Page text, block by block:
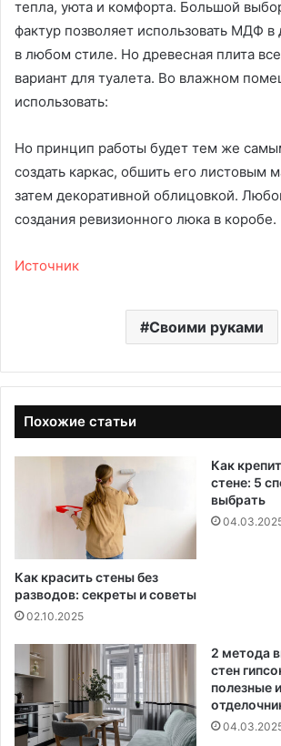
тепла, уюта и комфорта. Большой
фактур позволяет использовать МДФ в
в любом стиле. Но древесная плита
вариант для туалета. Во влажном
использовать:
Но принцип работы будет тем же
создать каркас, обшить его листовым
затем декоративной облицовкой.
создания ревизионного люка в коробе.
Источник
Своими руками
Похожие статьи
Как красить стены без
разводов: секреты и советы
02.10.2025
Как
стене: 5
выбрать
2 метода
стен
полезные